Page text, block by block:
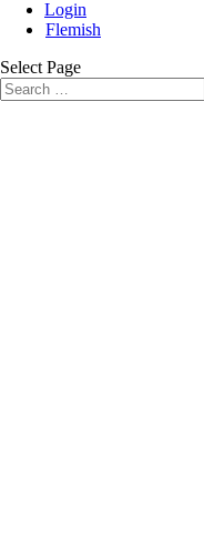
Login
Flemish
Select Page